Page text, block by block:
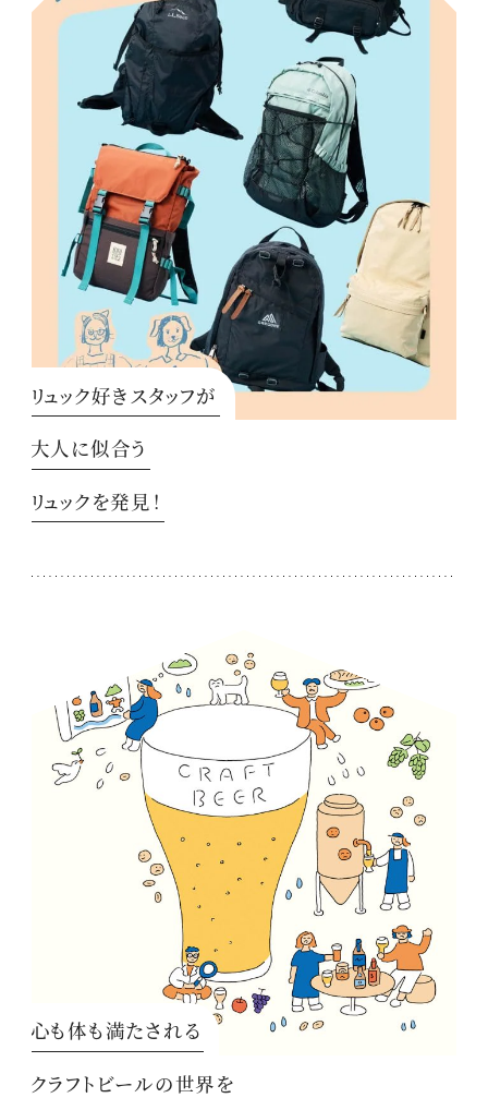
リュック好きスタッフが
大人に似合う
リュックを発見！
心も体も満たされる
クラフトビールの世界を